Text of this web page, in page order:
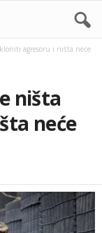
agresoru i ništa neće
ništa
neće